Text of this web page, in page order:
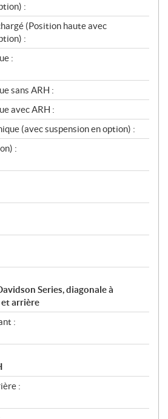
:
(Position haute avec
:
:
sans ARH :
avec ARH :
(avec suspension en option) :
:
Series, diagonale à
et arrière
:
: